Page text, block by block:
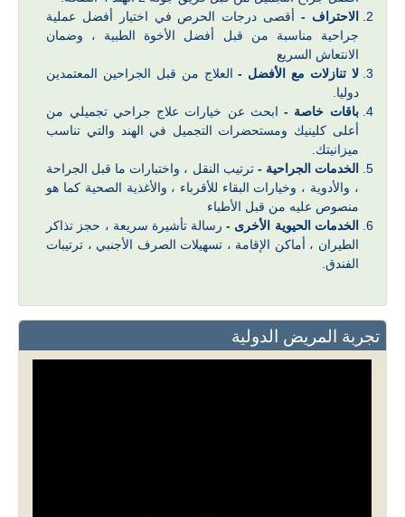
الاحتراف - أقصى درجات الحرص في اختيار أفضل عملية
جراحية مناسبة من قبل أفضل الأخوة الطبية ، وضمان
الانتعاش السريع
لا تنازلات مع الأفضل - العلاج من قبل الجراحين المعتمدين
دوليا.
باقات خاصة - ابحث عن خيارات علاج جراحي تجميلي من
أعلى كلينيك ومستحضرات التجميل في الهند والتي تناسب
ميزانيتك.
الخدمات الجراحية -ترتيب النقل ، واختبارات ما قبل الجراحة
، والأدوية ، وخيارات البقاء للأقرباء ، والأغذية الصحية كما هو
منصوص عليه من قبل الأطباء
الخدمات الحيوية الأخرى - رسالة تأشيرة سريعة ، حجز تذاكر
الطيران ، أماكن الإقامة ، تسهيلات الصرف الأجنبي ، ترتيبات
الفندق.
تجربة المريض الدولية